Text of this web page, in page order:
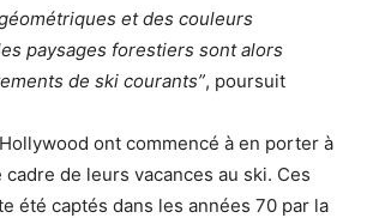
et des couleurs
paysages forestiers sont alors
de ski courants”, poursuit
ont commencé à en porter à
de leurs vacances au ski. Ces
été captés dans les années 70 par la